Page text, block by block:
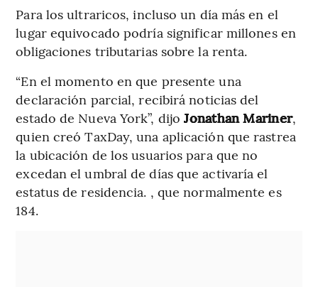
Para los ultraricos, incluso un día más en el
lugar equivocado podría significar millones en
obligaciones tributarias sobre la renta.
“En el momento en que presente una
declaración parcial, recibirá noticias del
estado de Nueva York”, dijo Jonathan Mariner,
quien creó TaxDay, una aplicación que rastrea
la ubicación de los usuarios para que no
excedan el umbral de días que activaría el
estatus de residencia. , que normalmente es
184.